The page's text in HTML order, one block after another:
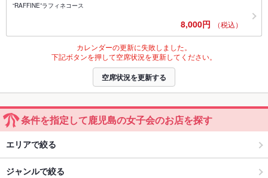
“RAFFINE”ラフィネコース
8,000円 （税込）
カレンダーの更新に失敗しました。
下記ボタンを押して空席状況を更新してください。
空席状況を更新する
条件を指定して鹿児島の女子会のお店を探す
エリアで絞る
ジャンルで絞る